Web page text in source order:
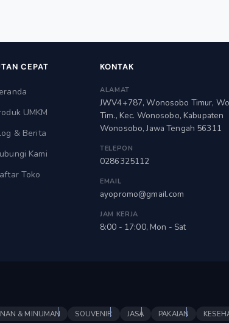
CEPAT
UMKM
& Berita
Kami
Toko
KONTAK
ALAMAT
JWV4+787, Wonosobo Timur,
Tim., Kec. Wonosobo, Kabupaten
Wonosobo, Jawa Tengah 56311
TELEPON
0286325112
EMAIL
ayopromo@gmail.com
JAM KERJA
8:00 - 17:00, Mon - Sat
& MINUMAN SOUVENIR JASA PAKAIAN